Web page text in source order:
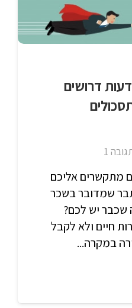
דרושים
1
מתקשרים אליכם
שמדובר בשכר
שכבר יש לכם?
חיים ולא לקבל
במקרה...